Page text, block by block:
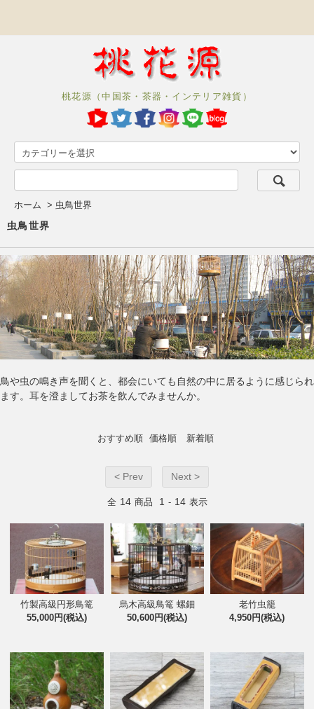
桃花源（中国茶・茶器・インテリア雑貨）
ホーム > 虫鳥世界
虫鳥世界
鳥や虫の鳴き声を聞くと、都会にいても自然の中に居るように感じられ
ます。耳を澄ましてお茶を飲んでみませんか。
おすすめ順 価格順 新着順
< Prev Next >
全 14 商品 1 - 14 表示
竹製高級円形鳥篭
55,000円(税込)
烏木高級鳥篭 螺鈿
50,600円(税込)
老竹虫籠
4,950円(税込)